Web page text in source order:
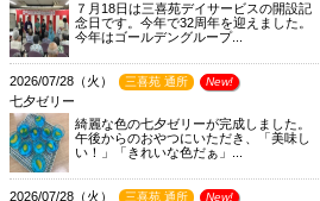
７月18日は三喜苑デイサービスの開設記
念日です。今年で32周年を迎えました。
今年はゴールデングループ...
2026/07/28（火） 三喜苑 通所 New!
七夕ゼリー
綺麗な色の七夕ゼリーが完成しました。
午後からのおやつにいただき、「美味し
い！」「きれいな色だぁ」...
2026/07/28（火） 三喜苑 通所 New!